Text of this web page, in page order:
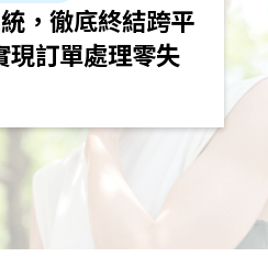
，徹底終結跨平
現訂單處理零失